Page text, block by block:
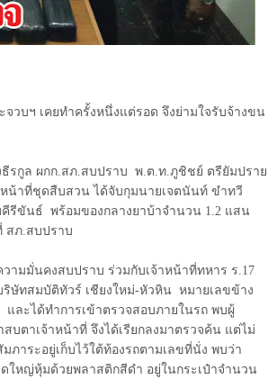
วบฯ เคยทำครั้งหนึ่งแต่รอด จึงย่ามใจรับจ้างขน
รกูล ผกก.สภ.สบปราบ พ.ต.ท.ภูชิชย์ ตรียัมปราย
น้าที่ชุดสืบสวน ได้จับกุมนายเจตนันท์ ขำทวี
คีรีขันธ์ พร้อมของกลางยาบ้าจำนวน 1.2 แสน
สภ.สบปราบ
ามมั่นคงสบปราบ ร่วมกับเจ้าหน้าที่ทหาร ร.17
ษัทสมบัติทัวร์ เชียงใหม่-หัวหิน หมายเลขข้าง
และได้ทำการเข้าตรวจสอบภายในรถ พบผู้
บตาเจ้าหน้าที่ จึงได้เรียกลงมาตรวจค้น แต่ไม่
าระอยู่เก็บไว้ใต้ท้องรถตามเลขที่นั่ง พบว่า
ใหญ่หุ้มด้วยพลาสติกสีดำ อยู่ในกระเป๋าจำนวน